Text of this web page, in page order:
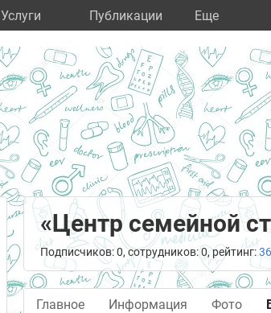
Услуги Публикации Eще
«Центр семейной
Подписчиков: 0, сотрудников: 0, рейтинг:
Главное Информация Фото